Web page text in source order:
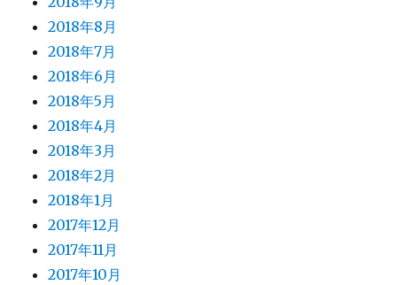
2018年8月
2018年7月
2018年6月
2018年5月
2018年4月
2018年3月
2018年2月
2018年1月
2017年12月
2017年11月
2017年10月